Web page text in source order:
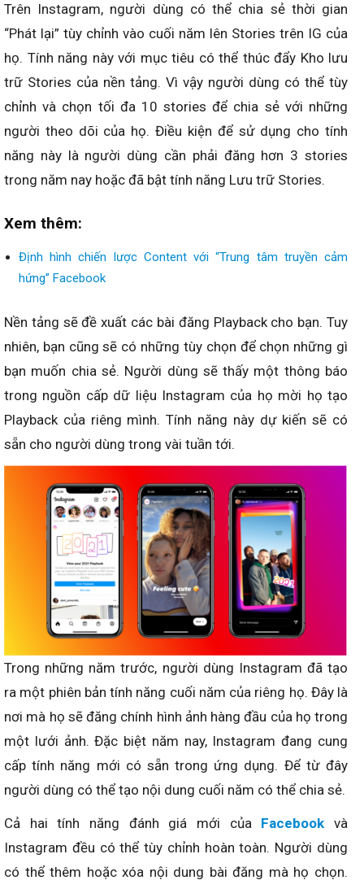
Trên Instagram, người dùng có thể chia sẻ thời gian
“Phát lại” tùy chỉnh vào cuối năm lên Stories trên IG của
họ. Tính năng này với mục tiêu có thể thúc đẩy Kho lưu
trữ Stories của nền tảng. Vì vậy người dùng có thể tùy
chỉnh và chọn tối đa 10 stories để chia sẻ với những
người theo dõi của họ. Điều kiện để sử dụng cho tính
năng này là người dùng cần phải đăng hơn 3 stories
trong năm nay hoặc đã bật tính năng Lưu trữ Stories.
Xem thêm:
Định hình chiến lược Content với “Trung tâm truyền cảm
hứng” Facebook
Nền tảng sẽ đề xuất các bài đăng Playback cho bạn. Tuy
nhiên, bạn cũng sẽ có những tùy chọn để chọn những gì
bạn muốn chia sẻ. Người dùng sẽ thấy một thông báo
trong nguồn cấp dữ liệu Instagram của họ mời họ tạo
Playback của riêng mình. Tính năng này dự kiến sẽ có
sẵn cho người dùng trong vài tuần tới.
Trong những năm trước, người dùng Instagram đã tạo
ra một phiên bản tính năng cuối năm của riêng họ. Đây là
nơi mà họ sẽ đăng chính hình ảnh hàng đầu của họ trong
một lưới ảnh. Đặc biệt năm nay, Instagram đang cung
cấp tính năng mới có sẵn trong ứng dụng. Để từ đây
người dùng có thể tạo nội dung cuối năm có thể chia sẻ.
Cả hai tính năng đánh giá mới của Facebook và
Instagram đều có thể tùy chỉnh hoàn toàn. Người dùng
có thể thêm hoặc xóa nội dung bài đăng mà họ chọn.